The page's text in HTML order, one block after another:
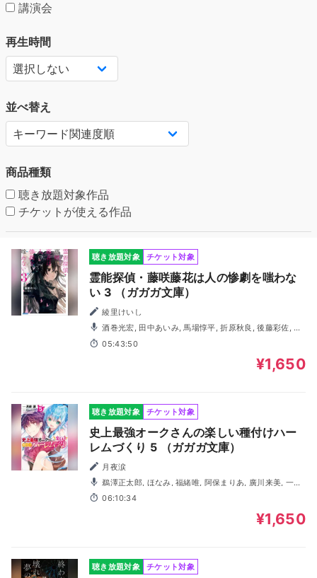
講演会
再生時間
並べ替え
商品種類
聴き放題対象作品
チケットが使える作品
聴き放題対象 チケット対象
霊能探偵・藤咲藤花は人の惨劇を嗤わな
い 3 （ガガガ文庫）
綾里けいし
酒巻光宏, 田中あいみ, 馬場惇平, 折原秋良, 後藤彩佐, 寺
西はる, 二宮愛理, 笹本直起, 厚木那奈美
05:43:50
¥1,650
聴き放題対象 チケット対象
史上最強オークさんの楽しい種付けハー
レムづくり 5 （ガガガ文庫）
月夜涙
鵜澤正太郎, ほなみ, 福緒唯, 阿保まりあ, 廣川来美, 一ノ
瀬ゆうり, 堀総士郎, 石野竜三, 柚木涼香, 笹本直起
06:10:34
¥1,650
聴き放題対象 チケット対象